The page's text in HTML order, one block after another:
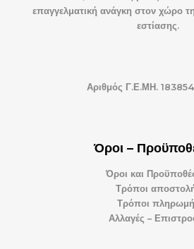
επαγγελματική ανάγκη στον χώρο
εστίασης.
Αριθμός Γ.Ε.ΜΗ.
Όροι –
Όροι και
Τρόποι
Τρόποι
Αλλαγές –